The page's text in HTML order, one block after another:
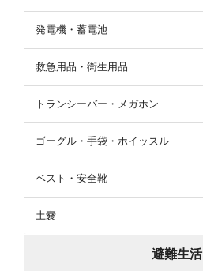
発電機・蓄電池
救急用品・衛生用品
トランシーバー・メガホン
ゴーグル・手袋・ホイッスル
ベスト・安全靴
土嚢
避難生活